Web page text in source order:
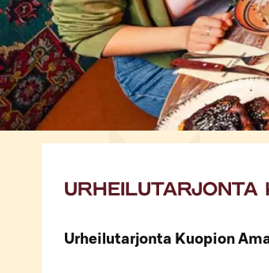
URHEILUTARJONTA
Urheilutarjonta Kuopion